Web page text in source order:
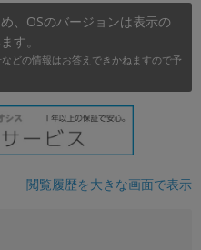
、OSのバージョンは表示の
す。
どの情報はお答えできかねますので予
閲覧履歴を大きな画面で表示
月 から